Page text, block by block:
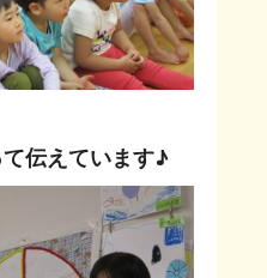
伝えています♪